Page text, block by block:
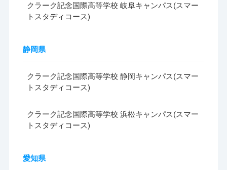
クラーク記念国際高等学校 岐阜キャンパス(スマー
トスタディコース)
静岡県
クラーク記念国際高等学校 静岡キャンパス(スマー
トスタディコース)
クラーク記念国際高等学校 浜松キャンパス(スマー
トスタディコース)
愛知県